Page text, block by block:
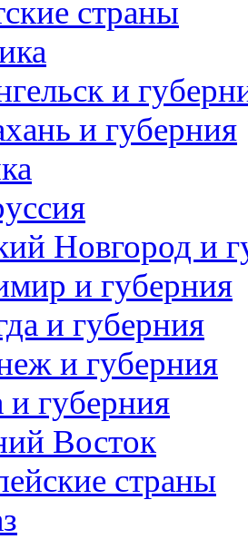
страны
и
и губерния
Новгород и
и губерния
и губерния
и губерния
и губерния
Восток
страны